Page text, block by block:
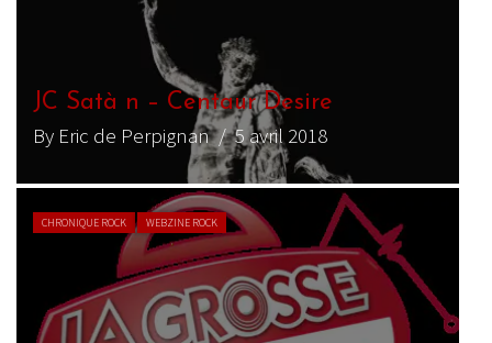
JC Satà n – Centaur Desire
By Eric de Perpignan/ 5 avril 2018
CHRONIQUE ROCK WEBZINE ROCK